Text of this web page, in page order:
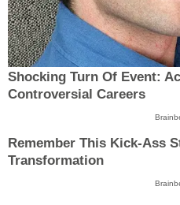
Shocking Turn Of Event:
Controversial Careers
Remember This Kick-Ass
Transformation